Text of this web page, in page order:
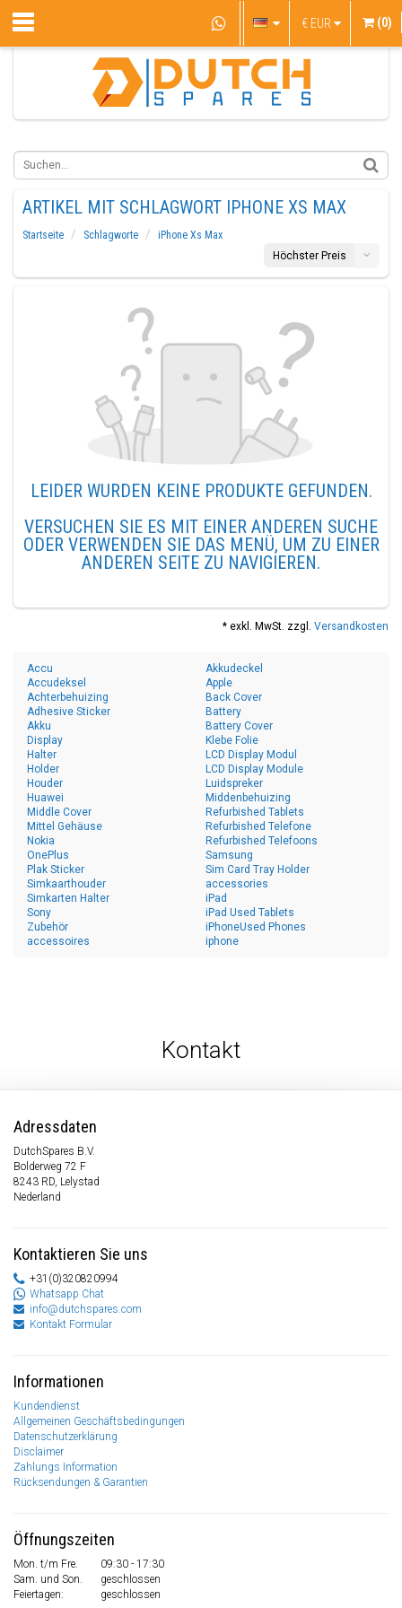
€ EUR (0)
ARTIKEL MIT SCHLAGWORT IPHONE XS MAX
Startseite Schlagworte
iPhone Xs Max
Höchster Preis
LEIDER WURDEN KEINE PRODUKTE GEFUNDEN.
VERSUCHEN SIE ES MIT EINER ANDEREN SUCHE
ODER VERWENDEN SIE DAS MENÜ, UM ZU EINER
ANDEREN SEITE ZU NAVIGIEREN.
* exkl. MwSt. zzgl. Versandkosten
Accu
Accudeksel
Achterbehuizing
Adhesive Sticker
Akku
Akkudeckel
Apple
Back Cover
Battery
Battery Cover
Display
Halter
Holder
Houder
Huawei
Klebe Folie
LCD Display Modul
LCD Display Module
Luidspreker
Middenbehuizing
Middle Cover
Mittel Gehäuse
Nokia
OnePlus
Plak Sticker
Refurbished Tablets
Refurbished Telefone
Refurbished Telefoons
Samsung
Sim Card Tray Holder
Simkaarthouder
Simkarten Halter
Sony
Zubehör
accessoires
accessories
iPad
iPad Used Tablets
iPhoneUsed Phones
iphone
Kontakt
Adressdaten
DutchSpares B.V.
Bolderweg 72 F
8243 RD, Lelystad
Nederland
Kontaktieren Sie uns
+31(0)320820994
Whatsapp Chat
info@dutchspares.com
Kontakt Formular
Informationen
Kundendienst
Allgemeinen Geschäftsbedingungen
Datenschutzerklärung
Disclaimer
Zahlungs Information
Rücksendungen & Garantien
Öffnungszeiten
Mon. t/m Fre.
09:30 - 17:30
Sam. und Son.
geschlossen
Feiertagen:
geschlossen